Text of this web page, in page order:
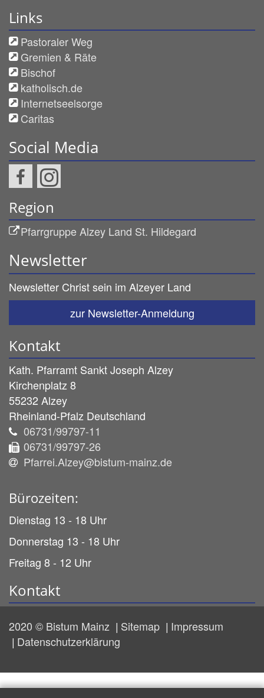
Links
Pastoraler Weg
Gremien & Räte
Bischof
katholisch.de
Internetseelsorge
Caritas
Social Media
Region
Pfarrgruppe Alzey Land St. Hildegard
Newsletter
Newsletter Christ sein im Alzeyer Land
zur Newsletter-Anmeldung
Kontakt
Kath. Pfarramt Sankt Joseph Alzey
Kirchenplatz 8
55232 Alzey
Rheinland-Pfalz Deutschland
06731/99797-11
06731/99797-26
Pfarrei.Alzey@bistum-mainz.de
Bürozeiten:
Dienstag 13 - 18 Uhr
Donnerstag 13 - 18 Uhr
Freitag 8 - 12 Uhr
Kontakt
2020 © Bistum Mainz Sitemap
Impressum
Datenschutzerklärung